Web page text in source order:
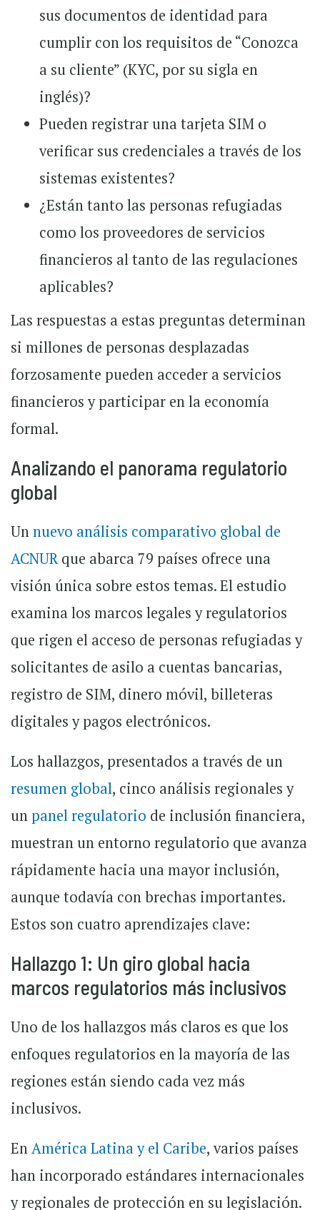
sus documentos de identidad para
cumplir con los requisitos de “Conozca
a su cliente” (KYC, por su sigla en
inglés)?
Pueden registrar una tarjeta SIM o
verificar sus credenciales a través de los
sistemas existentes?
¿Están tanto las personas refugiadas
como los proveedores de servicios
financieros al tanto de las regulaciones
aplicables?
Las respuestas a estas preguntas determinan
si millones de personas desplazadas
forzosamente pueden acceder a servicios
financieros y participar en la economía
formal.
Analizando el panorama regulatorio
global
Unnuevo análisis comparativo global de
ACNUR que abarca 79 países ofrece una
visión única sobre estos temas. El estudio
examina los marcos legales y regulatorios
que rigen el acceso de personas refugiadas y
solicitantes de asilo a cuentas bancarias,
registro de SIM, dinero móvil, billeteras
digitales y pagos electrónicos.
Los hallazgos, presentados a través de un
resumen global, cinco análisis regionales y
unpanel regulatorio de inclusión financiera,
muestran un entorno regulatorio que avanza
rápidamente hacia una mayor inclusión,
aunque todavía con brechas importantes.
Estos son cuatro aprendizajes clave:
Hallazgo 1: Un giro global hacia
marcos regulatorios más inclusivos
Uno de los hallazgos más claros es que los
enfoques regulatorios en la mayoría de las
regiones están siendo cada vez más
inclusivos.
EnAmérica Latina y el Caribe, varios países
han incorporado estándares internacionales
y regionales de protección en su legislación.